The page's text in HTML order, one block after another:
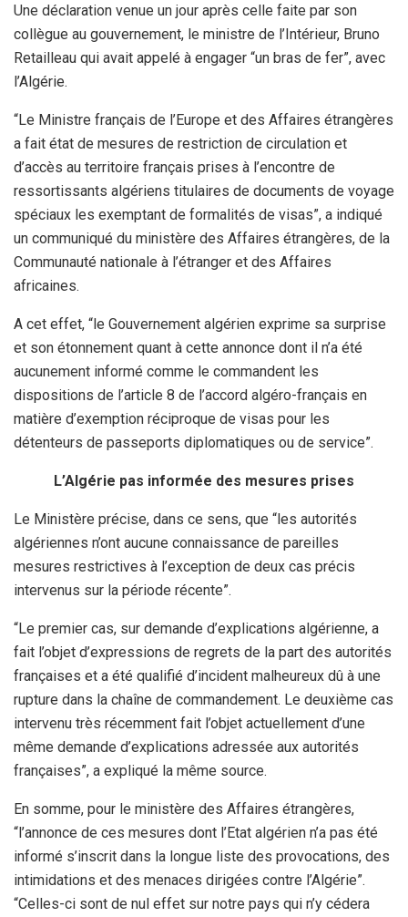
Une déclaration venue un jour après celle faite par son
collègue au gouvernement, le ministre de l’Intérieur, Bruno
Retailleau qui avait appelé à engager “un bras de fer”, avec
l’Algérie.
“Le Ministre français de l’Europe et des Affaires étrangères
a fait état de mesures de restriction de circulation et
d’accès au territoire français prises à l’encontre de
ressortissants algériens titulaires de documents de voyage
spéciaux les exemptant de formalités de visas”, a indiqué
un communiqué du ministère des Affaires étrangères, de la
Communauté nationale à l’étranger et des Affaires
africaines.
A cet effet, “le Gouvernement algérien exprime sa surprise
et son étonnement quant à cette annonce dont il n’a été
aucunement informé comme le commandent les
dispositions de l’article 8 de l’accord algéro-français en
matière d’exemption réciproque de visas pour les
détenteurs de passeports diplomatiques ou de service”.
L’Algérie pas informée des mesures prises
Le Ministère précise, dans ce sens, que “les autorités
algériennes n’ont aucune connaissance de pareilles
mesures restrictives à l’exception de deux cas précis
intervenus sur la période récente”.
“Le premier cas, sur demande d’explications algérienne, a
fait l’objet d’expressions de regrets de la part des autorités
françaises et a été qualifié d’incident malheureux dû à une
rupture dans la chaîne de commandement. Le deuxième cas
intervenu très récemment fait l’objet actuellement d’une
même demande d’explications adressée aux autorités
françaises”, a expliqué la même source.
En somme, pour le ministère des Affaires étrangères,
“l’annonce de ces mesures dont l’Etat algérien n’a pas été
informé s’inscrit dans la longue liste des provocations, des
intimidations et des menaces dirigées contre l’Algérie”.
“Celles-ci sont de nul effet sur notre pays qui n’y cédera